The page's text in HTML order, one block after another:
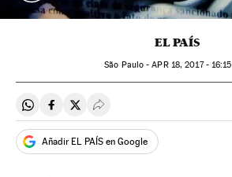
EL PAÍS
São Paulo -APR18, 2017 - 16:15
Compartir en Whatsapp
Compartir en Facebook
Compartir en Twitter
Desplegar Redes Sociales
Añadir EL PAÍS en Google